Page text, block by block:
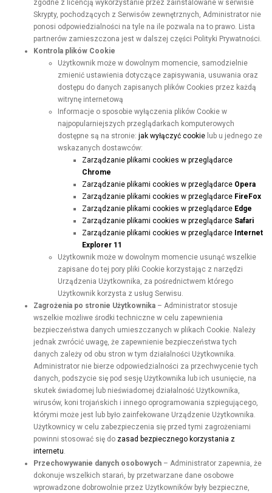
zgodne z licencją wykorzystanie przez zainstalowane w serwisie
Skrypty, pochodzących z Serwisów zewnętrznych, Administrator nie
ponosi odpowiedzialności na tyle na ile pozwala na to prawo. Lista
partnerów zamieszczona jest w dalszej części Polityki Prywatności.
Kontrola plików Cookie
Użytkownik może w dowolnym momencie, samodzielnie
zmienić ustawienia dotyczące zapisywania, usuwania oraz
dostępu do danych zapisanych plików Cookies przez każdą
witrynę internetową
Informacje o sposobie wyłączenia plików Cookie w
najpopularniejszych przeglądarkach komputerowych
dostępne są na stronie: jak wyłączyć cookie lub u jednego ze
wskazanych dostawców:
Zarządzanie plikami cookies w przeglądarce
Chrome
Zarządzanie plikami cookies w przeglądarce Opera
Zarządzanie plikami cookies w przeglądarce FireFox
Zarządzanie plikami cookies w przeglądarce Edge
Zarządzanie plikami cookies w przeglądarce Safari
Zarządzanie plikami cookies w przeglądarce Internet
Explorer 11
Użytkownik może w dowolnym momencie usunąć wszelkie
zapisane do tej pory pliki Cookie korzystając z narzędzi
Urządzenia Użytkownika, za pośrednictwem którego
Użytkownik korzysta z usług Serwisu.
Zagrożenia po stronie Użytkownika – Administrator stosuje
wszelkie możliwe środki techniczne w celu zapewnienia
bezpieczeństwa danych umieszczanych w plikach Cookie. Należy
jednak zwrócić uwagę, że zapewnienie bezpieczeństwa tych
danych zależy od obu stron w tym działalności Użytkownika.
Administrator nie bierze odpowiedzialności za przechwycenie tych
danych, podszycie się pod sesję Użytkownika lub ich usunięcie, na
skutek świadomej lub nieświadomej działalność Użytkownika,
wirusów, koni trojańskich i innego oprogramowania szpiegującego,
którymi może jest lub było zainfekowane Urządzenie Użytkownika.
Użytkownicy w celu zabezpieczenia się przed tymi zagrożeniami
powinni stosować się do zasad bezpiecznego korzystania z
internetu.
Przechowywanie danych osobowych – Administrator zapewnia, że
dokonuje wszelkich starań, by przetwarzane dane osobowe
wprowadzone dobrowolnie przez Użytkowników były bezpieczne,